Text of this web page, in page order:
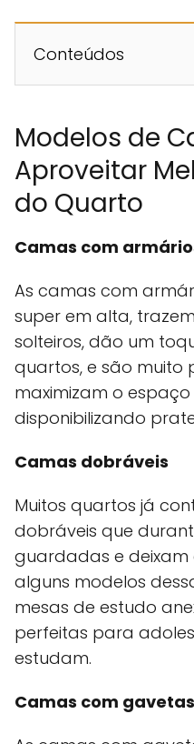
Conteúdos
Modelos de
Aproveitar
do Quarto
Camas com
As camas com
super em alta,
solteiros, dão um
quartos, e são muito
maximizam o
disponibilizando
Camas dobráveis
Muitos quartos já
dobráveis que
guardadas e deixam
alguns modelos
mesas de estudo
perfeitas para
estudam.
Camas com gavetas